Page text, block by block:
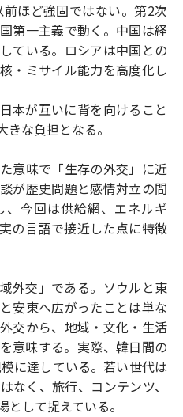
ほど強固ではない。第2次
第一主義で動く。中国は経
ている。ロシアは中国との
・ミサイル能力を高度化し
本が互いに背を向けること
な負担となる。
意味で「生存の外交」に近
が歴史問題と感情対立の間
今回は供給網、エネルギ
の言語で接近した点に特徴
外交」である。ソウルと東
安東へ広がったことは単な
交から、地域・文化・生活
意味する。実際、韓日間の
に達している。若い世代は
なく、旅行、コンテンツ、
して捉えている。